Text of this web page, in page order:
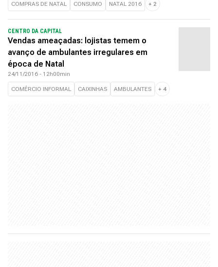
COMPRAS DE NATAL CONSUMO NATAL 2016 + 2
CENTRO DA CAPITAL
Vendas ameaçadas: lojistas temem o
avanço de ambulantes irregulares em
época de Natal
24/11/2016 - 12h00min
COMÉRCIO INFORMAL CAIXINHAS AMBULANTES + 4